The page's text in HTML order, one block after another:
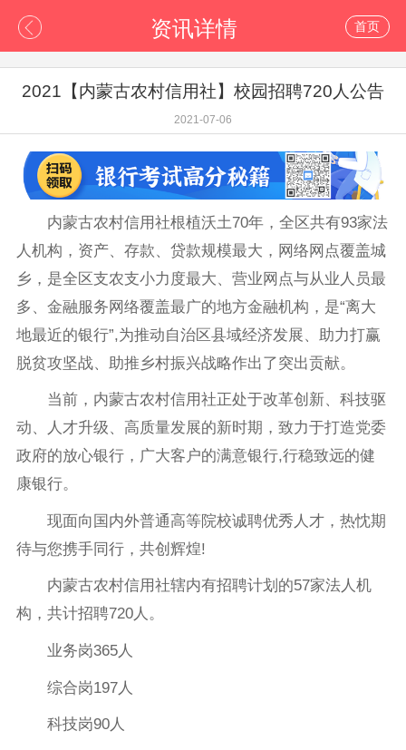
资讯详情 首页
2021【内蒙古农村信用社】校园招聘720人公告
2021-07-06
内蒙古农村信用社根植沃土70年，全区共有93家法
人机构，资产、存款、贷款规模最大，网络网点覆盖城
乡，是全区支农支小力度最大、营业网点与从业人员最
多、金融服务网络覆盖最广的地方金融机构，是“离大
地最近的银行”,为推动自治区县域经济发展、助力打赢
脱贫攻坚战、助推乡村振兴战略作出了突出贡献。
当前，内蒙古农村信用社正处于改革创新、科技驱
动、人才升级、高质量发展的新时期，致力于打造党委
政府的放心银行，广大客户的满意银行,行稳致远的健
康银行。
现面向国内外普通高等院校诚聘优秀人才，热忱期
待与您携手同行，共创辉煌!
内蒙古农村信用社辖内有招聘计划的57家法人机
构，共计招聘720人。
业务岗365人
综合岗197人
科技岗90人